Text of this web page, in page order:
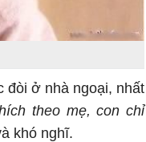
đòi ở nhà ngoại, nhất
theo mẹ, con chỉ
khó nghĩ.